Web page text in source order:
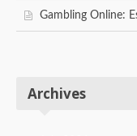
Gambling Online:
Archives